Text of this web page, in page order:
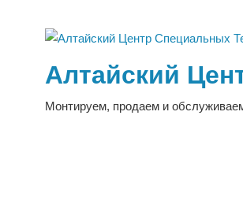
Алтайский
Монтируем, продаем и